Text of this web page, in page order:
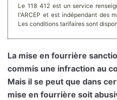
Le 118 412 est un service
l'ARCEP et est indépendant des
Les conditions tarifaires sont
La mise en fourrière
commis une infraction au
Mais il se peut que dans
mise en fourrière soit